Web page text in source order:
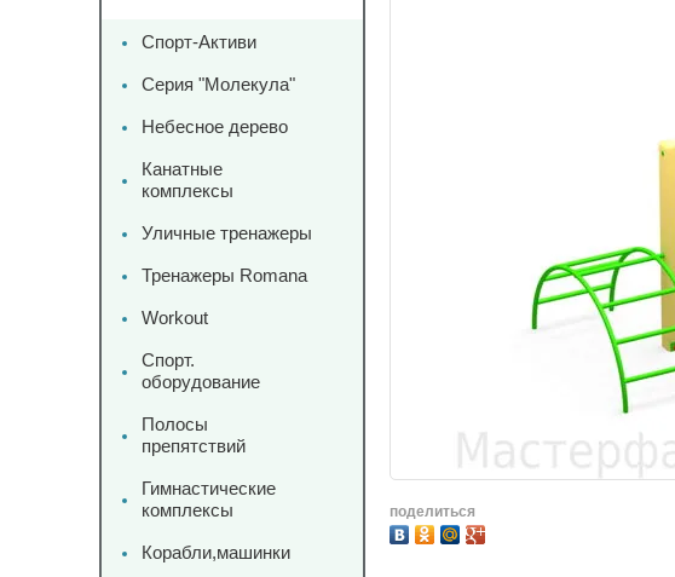
поделиться
Спорт-Активи
Серия "Молекула"
Небесное дерево
Канатные
комплексы
Уличные тренажеры
Тренажеры Romana
Workout
Спорт.
оборудование
Полосы
препятствий
Гимнастические
комплексы
Корабли,машинки